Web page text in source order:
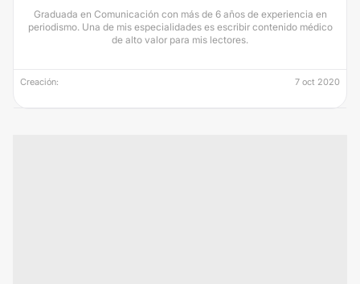
Graduada en Comunicación con más de 6 años de experiencia en
periodismo. Una de mis especialidades es escribir contenido médico
de alto valor para mis lectores.
Creación: 7 oct 2020